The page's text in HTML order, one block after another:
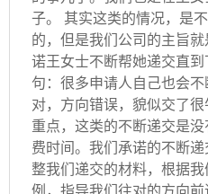
子。 其实这类的情况，是
的，但是我们公司的主旨
诺王女士不断帮她递交直
句：很多申请人自己也会
对，方向错误，貌似交了
重点，这类的不断递交是
费时间。我们承诺的不断
整我们递交的材料，根据